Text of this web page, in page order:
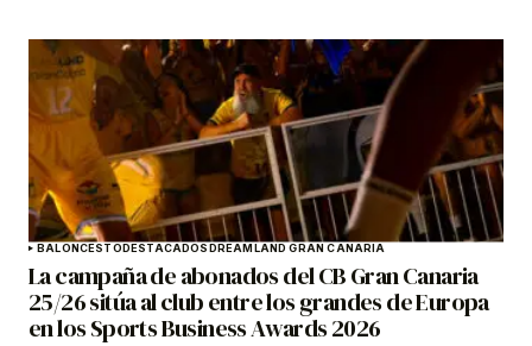
BALONCESTODESTACADOSDREAMLAND GRAN CANARIA
La campaña de abonados del CB Gran Canaria
25/26 sitúa al club entre los grandes de Europa
en los Sports Business Awards 2026